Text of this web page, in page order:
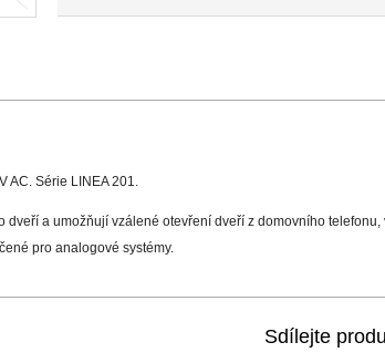
Série LINEA 201.
dveří a umožňují vzálené otevření dveří z domovního
pro analogové systémy.
Sdílejte